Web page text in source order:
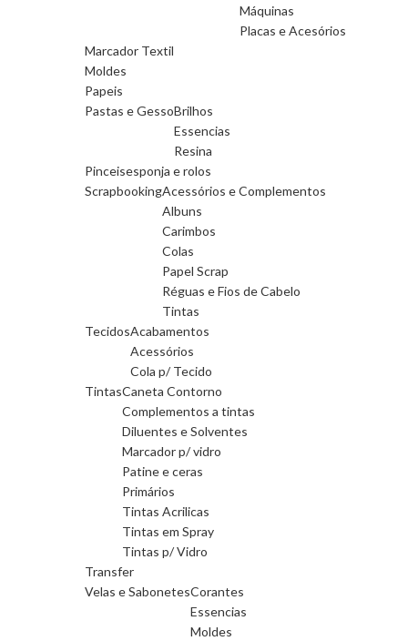
Máquinas
Placas e Acesórios
Marcador Textil
Moldes
Papeis
Pastas e GessoBrilhos
Essencias
Resina
Pinceisesponja e rolos
ScrapbookingAcessórios e Complementos
Albuns
Carimbos
Colas
Papel Scrap
Réguas e Fios de Cabelo
Tintas
TecidosAcabamentos
Acessórios
Cola p/ Tecido
TintasCaneta Contorno
Complementos a tintas
Diluentes e Solventes
Marcador p/ vidro
Patine e ceras
Primários
Tintas Acrilicas
Tintas em Spray
Tintas p/ Vidro
Transfer
Velas e SabonetesCorantes
Essencias
Moldes